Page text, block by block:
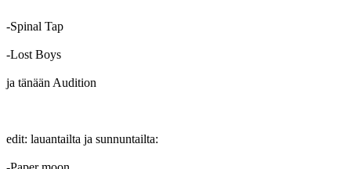
‑Spinal Tap
‑Lost Boys
ja tänään Audition
edit: lauantailta ja sunnuntailta: